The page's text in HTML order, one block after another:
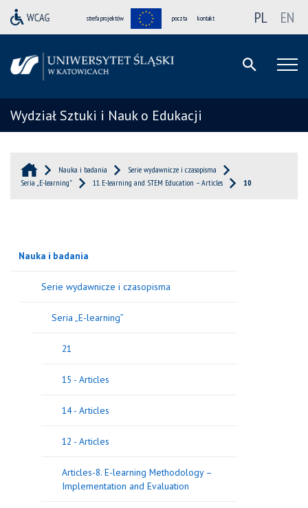
strefa projektów poczta kontakt PL EN
Wydział Sztuki i Nauk o Edukacji
Nauka i badania
Serie wydawnicze i czasopisma
Seria „E-learning”
11. E-learning and STEM Education – Articles 10
Nauka i badania
Serie wydawnicze i czasopisma
Seria „E-learning”
21
15 - Articles
14 - Articles
12 - Articles
Articles-8. E-learning Methodology –
Implementation and Evaluation